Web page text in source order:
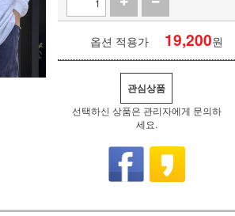
옵션 적용가 19,200원
관심상품
선택하신 상품은 관리자에게 문의하
세요.